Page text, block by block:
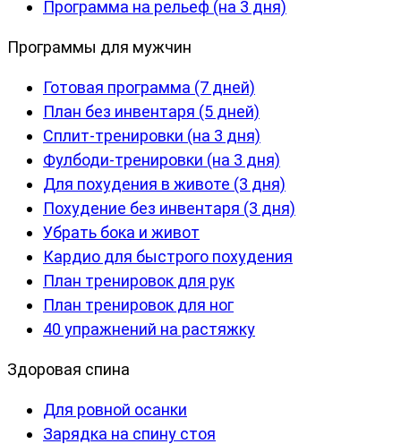
Программа на рельеф (на 3 дня)
Программы для мужчин
Готовая программа (7 дней)
План без инвентаря (5 дней)
Сплит-тренировки (на 3 дня)
Фулбоди-тренировки (на 3 дня)
Для похудения в животе (3 дня)
Похудение без инвентаря (3 дня)
Убрать бока и живот
Кардио для быстрого похудения
План тренировок для рук
План тренировок для ног
40 упражнений на растяжку
Здоровая спина
Для ровной осанки
Зарядка на спину стоя